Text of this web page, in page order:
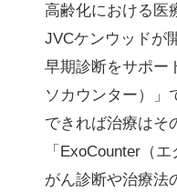
高齢化における医
JVCケンウッドが
早期診断をサポー
ソカウンター）」
できれば治療はそ
「ExoCounter（
がん診断や治療法